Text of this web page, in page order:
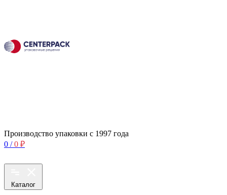
Производство упаковки с 1997 года
0 / 0 ₽
Каталог